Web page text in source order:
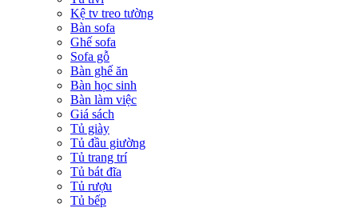
Kệ tv treo tường
Bàn sofa
Ghế sofa
Sofa gỗ
Bàn ghế ăn
Bàn học sinh
Bàn làm việc
Giá sách
Tủ giày
Tủ đầu giường
Tủ trang trí
Tủ bát đĩa
Tủ rượu
Tủ bếp